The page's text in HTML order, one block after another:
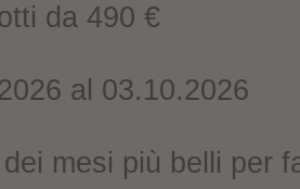
da 490 €
al 03.10.2026
mesi più belli per